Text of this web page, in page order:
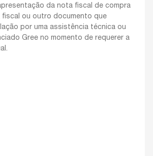
da nota fiscal de compra
ou outro documento que
por uma assistência técnica ou
Gree no momento de requerer a